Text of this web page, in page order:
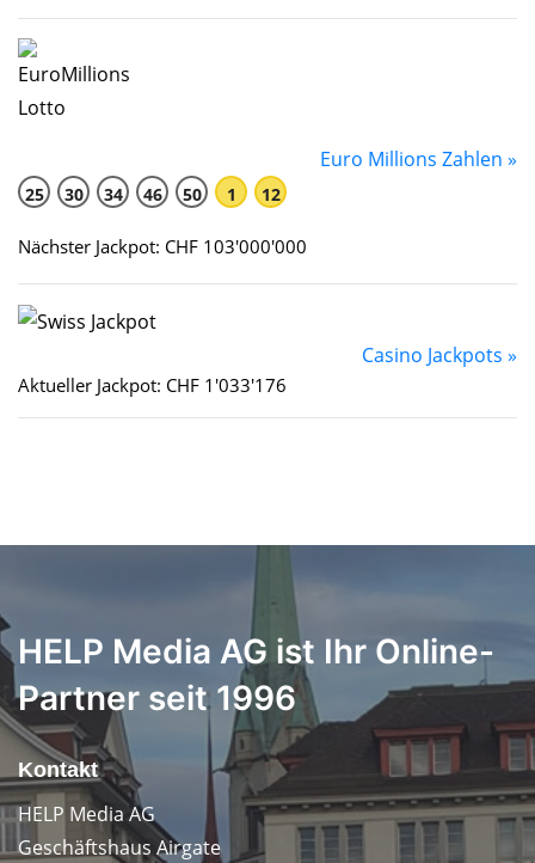
Euro Millions Zahlen »
25 30 34 46 50 1 12
Nächster Jackpot: CHF 103'000'000
Casino Jackpots »
Aktueller Jackpot: CHF 1'033'176
HELP Media AG ist Ihr Online-
Partner seit 1996
Kontakt
HELP Media AG
Geschäftshaus Airgate